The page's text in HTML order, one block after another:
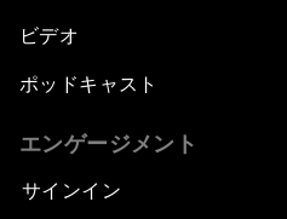
ビデオ
ポッドキャスト
エンゲージメント
サインイン